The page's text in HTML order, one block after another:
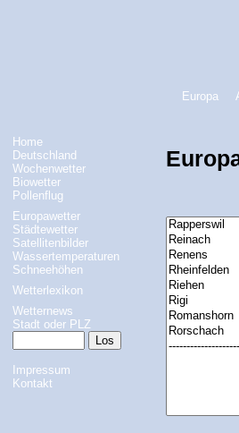
Europa
Home
Deutschland
Wochenwetter
Biowetter
Pollenflug
Europawetter
Städtewetter
Satellitenbilder
Wassertemperaturen
Schneehöhen
Wetterlexikon
Wetternews
Stadt oder PLZ
Impressum
Kontakt